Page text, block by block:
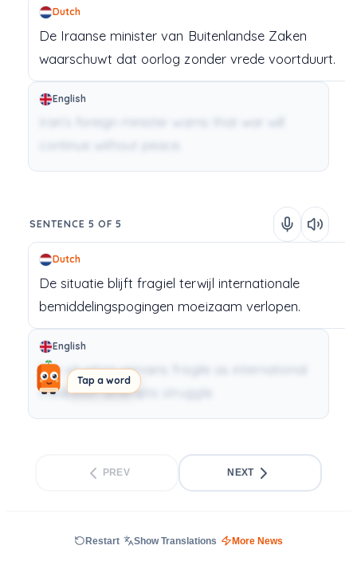
Tap a word
Dutch
De Iraanse minister van Buitenlandse Zaken
waarschuwt dat oorlog zonder vrede voortduurt.
English
Iran’s foreign minister warns that war will
SENTENCE 5 OF 5
Dutch
De situatie blijft fragiel terwijl internationale
bemiddelingspogingen moeizaam verlopen.
English
The situation remains fragile as international
mediation attempts struggle.
PREV NEXT
Restart Show Translations More News